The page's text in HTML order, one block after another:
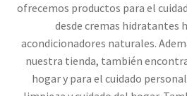
ofrecemos productos para el
desde cremas hidratantes
acondicionadores naturales.
nuestra tienda, también
hogar y para el cuidado